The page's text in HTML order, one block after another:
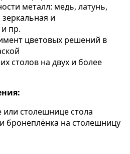
металл: медь, латунь,
и
пр.
цветовых решений в
столов на двух и более
столешнице стола
бронеплёнка на столешницу